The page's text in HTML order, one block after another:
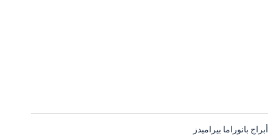
أبراج بانوراما بيراميدز